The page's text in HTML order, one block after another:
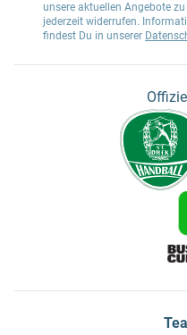
unsere aktuellen Angebote
jederzeit widerrufen.
findest Du in unserer